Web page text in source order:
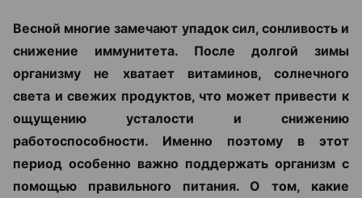
Весной многие замечают упадок сил, сонливость и
снижение иммунитета. После долгой зимы
организму не хватает витаминов, солнечного
света и свежих продуктов, что может привести к
ощущению усталости и снижению
работоспособности. Именно поэтому в этот
период особенно важно поддержать организм с
помощью правильного питания. О том, какие